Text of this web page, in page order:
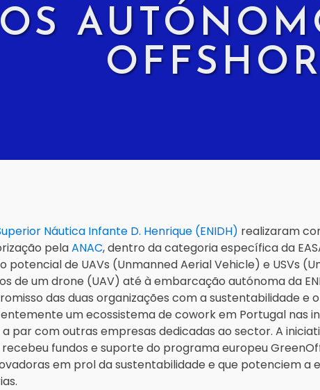
Náutica Infante D. Henrique (ENIDH) realizaram
pelaANAC, dentro da categoria específica da
de UAVs (Unmanned Aerial Vehicle) e USVs
de um drone (UAV) até à embarcação autónoma da
das duas organizações com a sustentabilidade e
um ecossistema de cowork em Portugal nas
par com outras empresas dedicadas ao sector. A
fundos e suporte do programa europeu
em prol da sustentabilidade e que potenciem a